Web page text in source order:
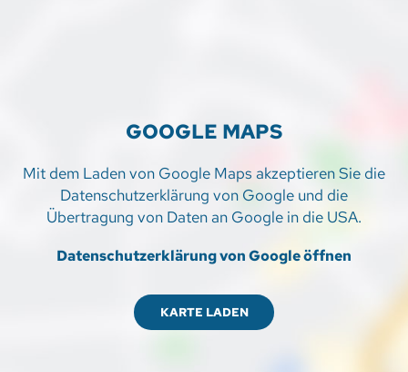
GOOGLE MAPS
Mit dem Laden von Google Maps akzeptieren Sie die
Datenschutzerklärung von Google und die
Übertragung von Daten an Google in die USA.
Datenschutzerklärung von Google öffnen
KARTE LADEN